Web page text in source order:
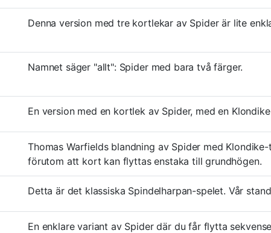
Denna version med tre kortlekar av Spider är lite
Namnet säger "allt": Spider med bara två färger.
En version med en kortlek av Spider, med en
Thomas Warfields blandning av Spider med
förutom att kort kan flyttas enstaka till grundhögen.
Detta är det klassiska Spindelharpan-spelet. Vår
En enklare variant av Spider där du får flytta